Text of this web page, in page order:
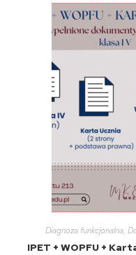
Diagnoza funkcjonalna,
IPET + WOPFU +